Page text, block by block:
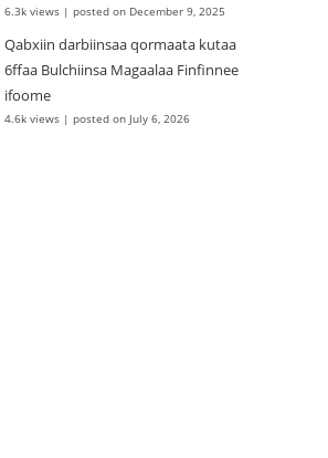
6.3k views | posted on December 9, 2025
Qabxiin darbiinsaa qormaata kutaa
6ffaa Bulchiinsa Magaalaa Finfinnee
ifoome
4.6k views | posted on July 6, 2026